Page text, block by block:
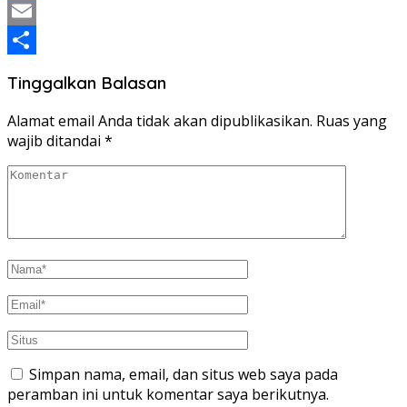
Twitter
Email
Tinggalkan Balasan
Alamat email Anda tidak akan dipublikasikan. Ruas yang
wajib ditandai *
Simpan nama, email, dan situs web saya pada
peramban ini untuk komentar saya berikutnya.